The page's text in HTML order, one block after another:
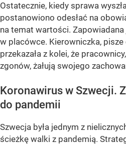
Ostatecznie, kiedy sprawa
postanowiono odesłać na
na temat wartości.
w placówce. Kierowniczka, pisze
przekazała z kolei, że
zgonów, żałują swojego
Koronawirus w Szwecji.
do pandemii
Szwecja była jednym z
ścieżkę walki z pandemią.